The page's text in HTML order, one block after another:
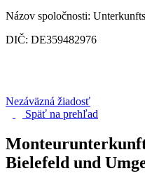
Názov spoločnosti:
DIČ: DE359482976
Nezáväzná žiadosť
Späť na prehľad
Bielefeld und